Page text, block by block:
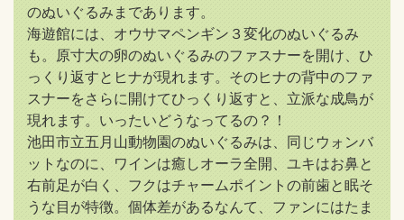
のぬいぐるみまであります。
海遊館には、オウサマペンギン３変化のぬいぐるみ
も。原寸大の卵のぬいぐるみのファスナーを開け、ひ
っくり返すとヒナが現れます。そのヒナの背中のファ
スナーをさらに開けてひっくり返すと、立派な成鳥が
現れます。いったいどうなってるの？！
池田市立五月山動物園のぬいぐるみは、同じウォンバ
ットなのに、ワインは癒しオーラ全開、ユキはお鼻と
右前足が白く、フクはチャームポイントの前歯と眠そ
うな目が特徴。個体差があるなんて、ファンにはたま